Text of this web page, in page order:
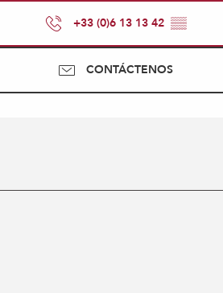
+33 (0)6 13 13 42 ▒▒
CONTÁCTENOS